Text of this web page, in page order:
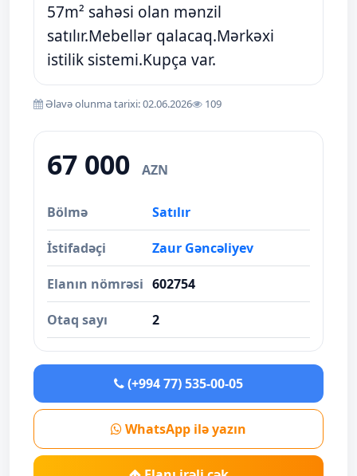
57m² sahəsi olan mənzil
satılır.Mebellər qalacaq.Mərkəxi
istilik sistemi.Kupça var.
Əlavə olunma tarixi: 02.06.2026 109
67 000 AZN
Bölmə Satılır
İstifadəçi Zaur Gəncəliyev
Elanın nömrəsi 602754
Otaq sayı 2
(+994 77) 535-00-05
WhatsApp ilə yazın